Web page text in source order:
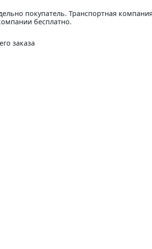
покупатель. Транспортная
бесплатно.
заказа